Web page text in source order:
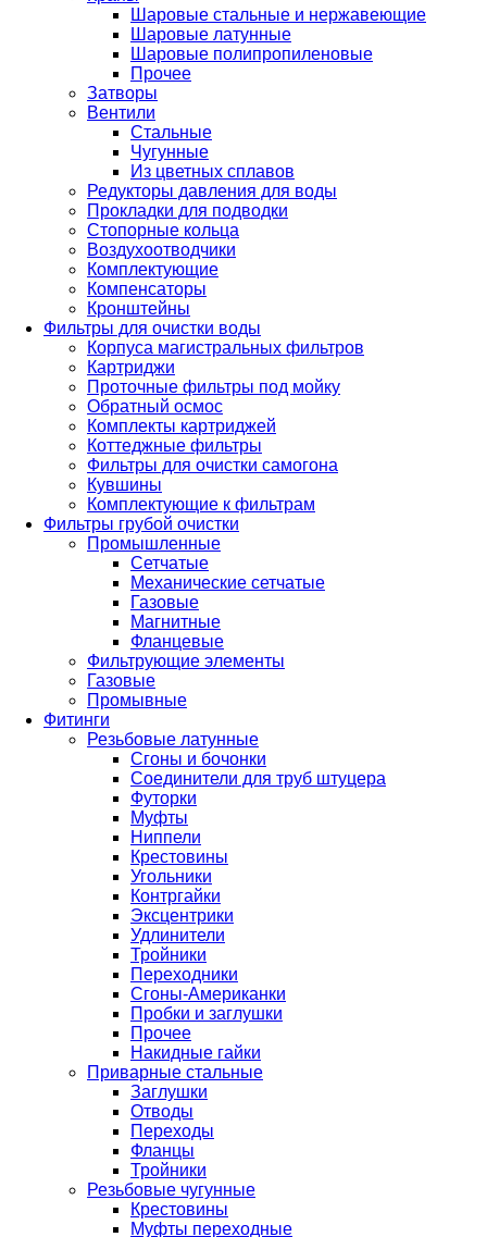
Шаровые стальные и нержавеющие
Шаровые латунные
Шаровые полипропиленовые
Прочее
Затворы
Вентили
Стальные
Чугунные
Из цветных сплавов
Редукторы давления для воды
Прокладки для подводки
Стопорные кольца
Воздухоотводчики
Комплектующие
Компенсаторы
Кронштейны
Фильтры для очистки воды
Корпуса магистральных фильтров
Картриджи
Проточные фильтры под мойку
Обратный осмос
Комплекты картриджей
Коттеджные фильтры
Фильтры для очистки самогона
Кувшины
Комплектующие к фильтрам
Фильтры грубой очистки
Промышленные
Сетчатые
Механические сетчатые
Газовые
Магнитные
Фланцевые
Фильтрующие элементы
Газовые
Промывные
Фитинги
Резьбовые латунные
Сгоны и бочонки
Соединители для труб штуцера
Футорки
Муфты
Ниппели
Крестовины
Угольники
Контргайки
Эксцентрики
Удлинители
Тройники
Переходники
Сгоны-Американки
Пробки и заглушки
Прочее
Накидные гайки
Приварные стальные
Заглушки
Отводы
Переходы
Фланцы
Тройники
Резьбовые чугунные
Крестовины
Муфты переходные